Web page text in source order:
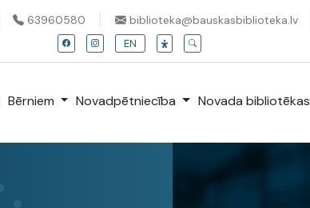
63960580 biblioteka@bauskasbiblioteka.lv
EN
Bērniem Novadpētniecība Novada bibliotēkas